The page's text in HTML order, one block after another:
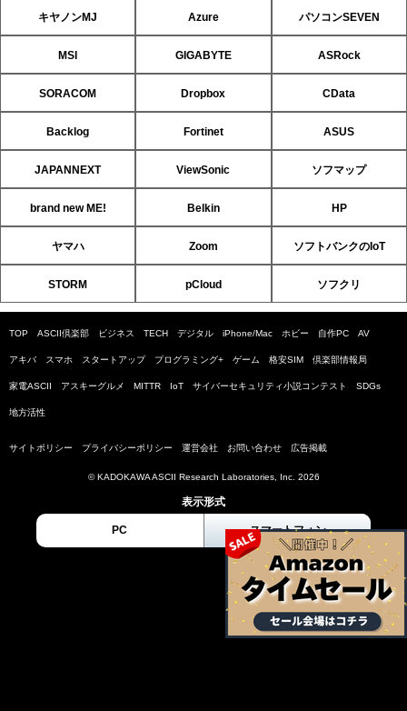
キヤノンMJ Azure パソコンSEVEN
MSI GIGABYTE ASRock
SORACOM Dropbox CData
Backlog Fortinet ASUS
JAPANNEXT ViewSonic ソフマップ
brand new ME! Belkin HP
ヤマハ Zoom ソフトバンクのIoT
STORM pCloud ソフクリ
TOP ASCII倶楽部 ビジネス TECH デジタル iPhone/Mac ホビー 自作PC AV
アキバ スマホ スタートアップ プログラミング+ ゲーム 格安SIM 倶楽部情報局
家電ASCII アスキーグルメ MITTR IoT サイバーセキュリティ小説コンテスト SDGs
地方活性
サイトポリシー プライバシーポリシー 運営会社 お問い合わせ 広告掲載
© KADOKAWA ASCII Research Laboratories, Inc. 2026
表示形式
PC スマートフォン